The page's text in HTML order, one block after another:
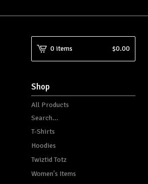
0 items $0.00
Shop
All Products
Search...
T-Shirts
Hoodies
Twiztid Totz
Women's Items